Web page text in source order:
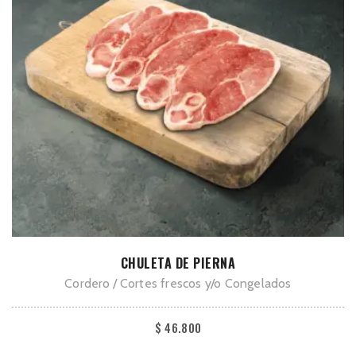
la
página
de
producto
SELECCIONAR OPCIONES
producto
tiene
múltiples
variantes.
CHULETA DE PIERNA
Cordero Cortes frescos y/o Congelados
$ 46.800